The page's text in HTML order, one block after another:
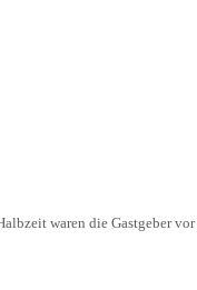
waren die Gastgeber